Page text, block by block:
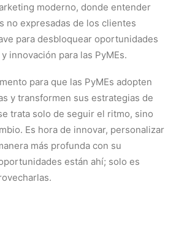
moderno, donde entender
no expresadas de los clientes
para desbloquear oportunidades
innovación para las PyMEs.
para que las PyMEs adopten
y transformen sus estrategias de
trata solo de seguir el ritmo, sino
Es hora de innovar, personalizar
más profunda con su
están ahí; solo es